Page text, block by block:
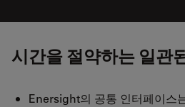
시간을 절약하는 일관
Enersight의 공통 인터페이스